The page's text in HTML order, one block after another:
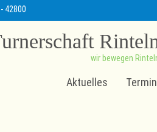
42800
wir bewegen
Aktuelles